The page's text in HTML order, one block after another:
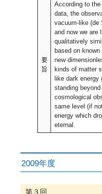
要
旨
According to
data, the
vacuum-like (de
and now we are
qualitatively
based on
new
kinds of matter
like dark
standing
cosmological
same level (if
energy which
eternal.
2009年度
第３回